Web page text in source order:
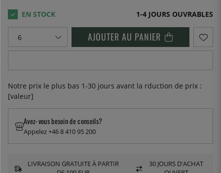
1-4 JOURS OUVRABLES
AJOUTER AU PANIER
Notre prix le plus bas 1-30 jours avant la rduction de prix :
[valeur]
Avez-vous besoin de conseils?
Appelez +46 8 410 95 200
LIVRAISON GRATUITE À PARTIR
30 JOURS D'ACHAT